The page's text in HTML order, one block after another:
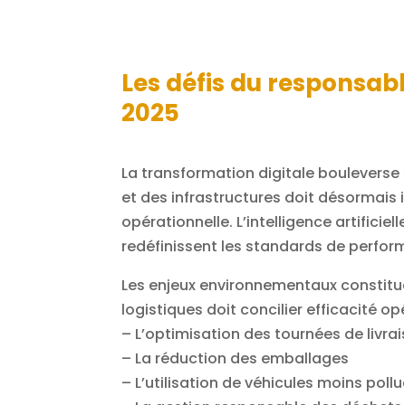
Les défis du
2025
La transformation digitale
et des infrastructures doit
opérationnelle. L’intelligence
redéfinissent les standards de
Les enjeux environnementaux
logistiques doit concilier efficacité
– L’optimisation des tournées de
– La réduction des emballages
– L’utilisation de véhicules moins